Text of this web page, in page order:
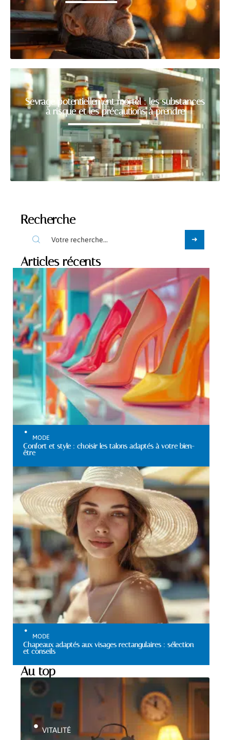
Sevrage potentiellement mortel : les substances
à risque et les précautions à prendre
Recherche
Articles récents
MODE
Confort et style : choisir les talons adaptés à votre bien-
être
MODE
Chapeaux adaptés aux visages rectangulaires : sélection
et conseils
Au top
VITALITÉ